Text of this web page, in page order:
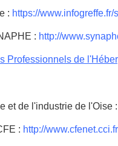
: https://www.infogreffe.fr/
: http://
Professionnels de
et de l'industrie de l'Oise :
: http://www.cfenet.cci.fr